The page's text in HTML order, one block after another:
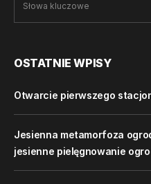
OSTATNIE WPISY
Otwarcie pierwszego
Jesienna metamorfoza
jesienne pielęgnowanie